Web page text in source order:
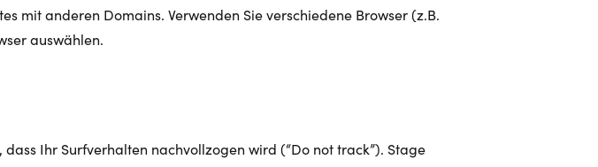
mit anderen Domains. Verwenden Sie verschiedene Browser (z.B.
auswählen.
Ihr Surfverhalten nachvollzogen wird (“Do not track”). Stage